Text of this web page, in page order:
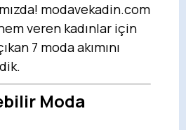
modavekadin.com
veren kadınlar için
7 moda akımını
Moda